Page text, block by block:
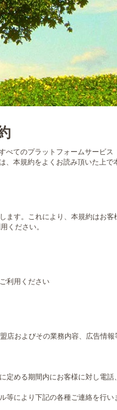
てのプラットフォームサービ
本規約をよくお読み頂いた上
す。これにより、本規約はお客
ください。
利用ください
店およびその業務内容、広告情報
める期間内にお客様に対し電
により下記の各種ご連絡を行い